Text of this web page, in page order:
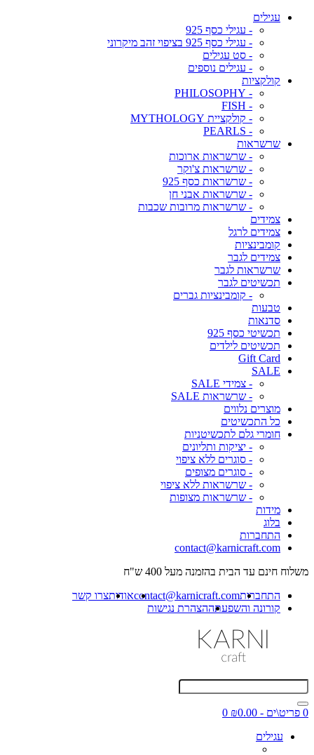
עגילים
- עגילי כסף 925
- עגילי כסף 925 בציפוי זהב מיקרוני
- סט עגילים
- עגילים נוספים
קולקציות
- PHILOSOPHY
- FISH
- קולקציית MYTHOLOGY
- PEARLS
שרשראות
- שרשראות ארוכות
- שרשראות צ'וקר
- שרשראות כסף 925
- שרשראות אבני חן
- שרשראות מרובות שכבות
צמידים
צמידים לרגל
קומבינציות
צמידים לגבר
שרשראות לגבר
תכשיטים לגבר
- קומבינציות גברים
טבעות
סדנאות
תכשיטי כסף 925
תכשיטים לילדים
Gift Card
SALE
- צמידי SALE
- שרשראות SALE
מוצרים נלווים
כל התכשיטים
חומרי גלם לתכשיטניות
- יציקות ותליונים
- סוגרים ללא ציפוי
- סוגרים מצופים
- שרשראות ללא ציפוי
- שרשראות מצופות
מידות
בלוג
התחברות
contact@karnicraft.com
משלוח חינם עד הבית בהזמנה מעל 400 ש"ח
התחברותcontact@karnicraft.comאודותצרו קשר
קורונה והשפעתההצהרת נגישות
0 פריט\ים - ₪0.00
0
עגילים